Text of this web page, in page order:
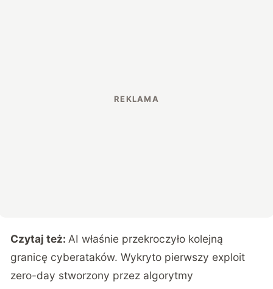
Czytaj też: AI właśnie przekroczyło kolejną
granicę cyberataków. Wykryto pierwszy exploit
zero-day stworzony przez algorytmy